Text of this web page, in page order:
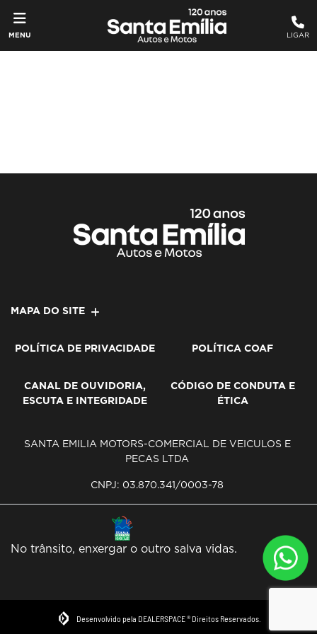
MENU LIGAR
MAPA DO SITE
POLÍTICA DE PRIVACIDADE POLÍTICA COAF
CANAL DE OUVIDORIA,
ESCUTA E INTEGRIDADE
CÓDIGO DE CONDUTA E
ÉTICA
SANTA EMILIA MOTORS-COMERCIAL DE VEICULOS E
PECAS LTDA
CNPJ: 03.870.341/0003-78
No trânsito, enxergar o outro salva vidas.
Desenvolvido pela DEALERSPACE ® Direitos Reservados.